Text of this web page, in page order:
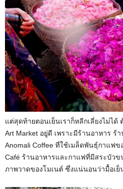
แต่สุดท้ายตอนเย็นเราก็หลีกเลี่ยงไม่ได้
Art Market อยู่ดี เพราะมีร้านอาหาร ร้
Anomali Coffee ที่ใช้เมล็ดพันธุ์กาแฟ
Café ร้านอาหารและกาแฟที่มีสระบัว
ภาพวาดของโมเนต์ ซึ่งแน่นอนว่ามื้อเ